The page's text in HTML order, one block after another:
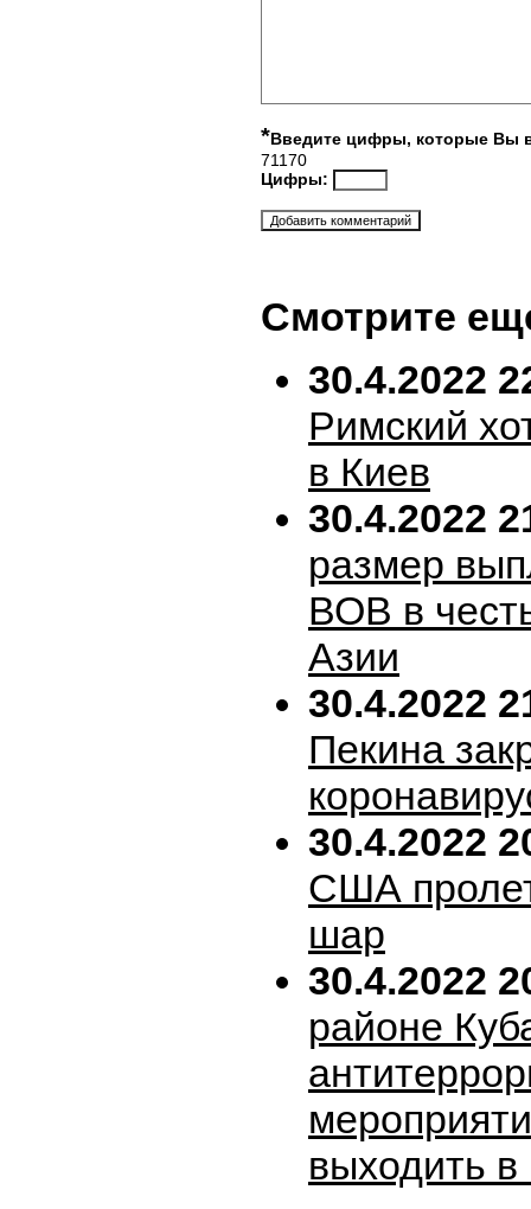
*Введите цифры, которые Вы
71170
Цифры:
Смотрите
30.4.2022
Римский
в Киев
30.4.2022
размер
ВОВ в
Азии
30.4.2022
Пекина
30.4.2022
США
шар
30.4.2022
районе
выходить